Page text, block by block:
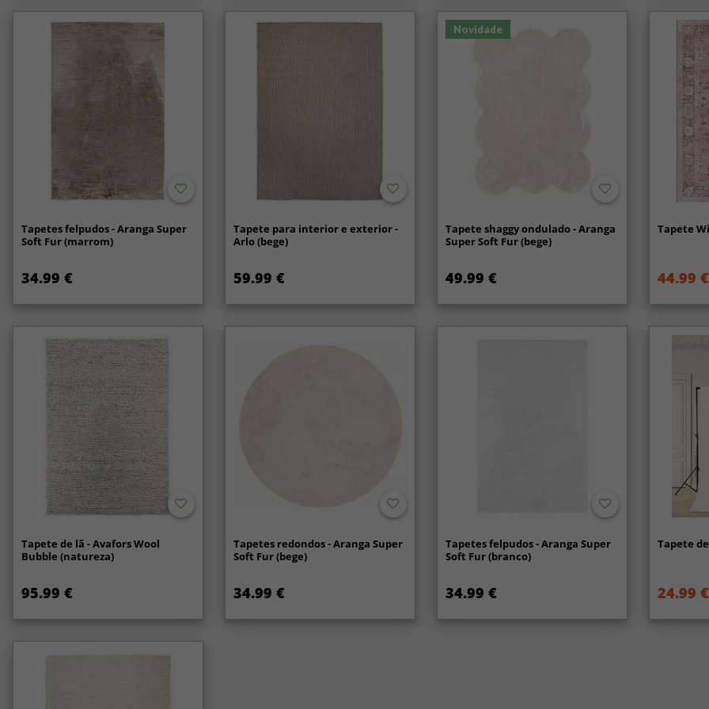
uma
Tapetes felpudos - Aranga Super
Soft Fur (marrom)
34.99 €
Tapete para interior e exterior -
Arlo (bege)
59.99 €
Novidade
Tapete shaggy ondulado - Aranga
Super Soft Fur (bege)
49.99 €
Tapete
44.99 €
Tapete de lã - Avafors Wool
Bubble (natureza)
95.99 €
Tapetes redondos - Aranga Super
Soft Fur (bege)
34.99 €
Tapetes felpudos - Aranga Super
Soft Fur (branco)
34.99 €
Tapete
24.99 €